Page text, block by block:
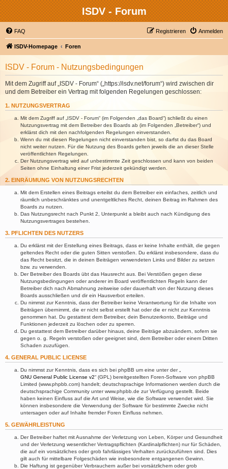
ISDV - Forum
FAQ Anmelden
Registrieren
ISDV-Homepage Foren
ISDV - Forum - Nutzungsbedingungen
Mit dem Zugriff auf „ISDV - Forum“ („https://isdv.net/forum“) wird zwischen dir
und dem Betreiber ein Vertrag mit folgenden Regelungen geschlossen:
1. NUTZUNGSVERTRAG
Mit dem Zugriff auf „ISDV - Forum“ (im Folgenden „das Board“) schließt du einen
Nutzungsvertrag mit dem Betreiber des Boards ab (im Folgenden „Betreiber“) und
erklärst dich mit den nachfolgenden Regelungen einverstanden.
Wenn du mit diesen Regelungen nicht einverstanden bist, so darfst du das Board
nicht weiter nutzen. Für die Nutzung des Boards gelten jeweils die an dieser Stelle
veröffentlichten Regelungen.
Der Nutzungsvertrag wird auf unbestimmte Zeit geschlossen und kann von beiden
Seiten ohne Einhaltung einer Frist jederzeit gekündigt werden.
2. EINRÄUMUNG VON NUTZUNGSRECHTEN
Mit dem Erstellen eines Beitrags erteilst du dem Betreiber ein einfaches, zeitlich und
räumlich unbeschränktes und unentgeltliches Recht, deinen Beitrag im Rahmen des
Boards zu nutzen.
Das Nutzungsrecht nach Punkt 2, Unterpunkt a bleibt auch nach Kündigung des
Nutzungsvertrages bestehen.
3. PFLICHTEN DES NUTZERS
Du erklärst mit der Erstellung eines Beitrags, dass er keine Inhalte enthält, die gegen
geltendes Recht oder die guten Sitten verstoßen. Du erklärst insbesondere, dass du
das Recht besitzt, die in deinen Beiträgen verwendeten Links und Bilder zu setzen
bzw. zu verwenden.
Der Betreiber des Boards übt das Hausrecht aus. Bei Verstößen gegen diese
Nutzungsbedingungen oder anderer im Board veröffentlichten Regeln kann der
Betreiber dich nach Abmahnung zeitweise oder dauerhaft von der Nutzung dieses
Boards ausschließen und dir ein Hausverbot erteilen.
Du nimmst zur Kenntnis, dass der Betreiber keine Verantwortung für die Inhalte von
Beiträgen übernimmt, die er nicht selbst erstellt hat oder die er nicht zur Kenntnis
genommen hat. Du gestattest dem Betreiber, dein Benutzerkonto, Beiträge und
Funktionen jederzeit zu löschen oder zu sperren.
Du gestattest dem Betreiber darüber hinaus, deine Beiträge abzuändern, sofern sie
gegen o. g. Regeln verstoßen oder geeignet sind, dem Betreiber oder einem Dritten
Schaden zuzufügen.
4. GENERAL PUBLIC LICENSE
Du nimmst zur Kenntnis, dass es sich bei phpBB um eine unter der „
GNU General Public License v2“ (GPL) bereitgestellten Foren-Software von phpBB
Limited (www.phpbb.com) handelt; deutschsprachige Informationen werden durch die
deutschsprachige Community unter www.phpbb.de zur Verfügung gestellt. Beide
haben keinen Einfluss auf die Art und Weise, wie die Software verwendet wird. Sie
können insbesondere die Verwendung der Software für bestimmte Zwecke nicht
untersagen oder auf Inhalte fremder Foren Einfluss nehmen.
5. GEWÄHRLEISTUNG
Der Betreiber haftet mit Ausnahme der Verletzung von Leben, Körper und Gesundheit
und der Verletzung wesentlicher Vertragspflichten (Kardinalpflichten) nur für Schäden,
die auf ein vorsätzliches oder grob fahrlässiges Verhalten zurückzuführen sind. Dies
gilt auch für mittelbare Folgeschäden wie insbesondere entgangenen Gewinn.
Die Haftung ist gegenüber Verbrauchern außer bei vorsätzlichem oder grob